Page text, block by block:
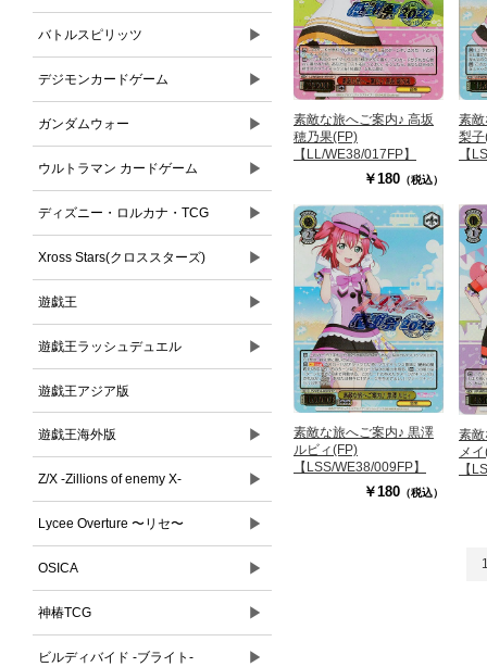
バトルスピリッツ ▶
デジモンカードゲーム ▶
ガンダムウォー ▶
ウルトラマン カードゲーム ▶
ディズニー・ロルカナ・TCG ▶
Xross Stars(クロススターズ) ▶
遊戯王 ▶
遊戯王ラッシュデュエル ▶
遊戯王アジア版
遊戯王海外版 ▶
Z/X -Zillions of enemy X- ▶
Lycee Overture 〜リセ〜 ▶
OSICA ▶
神椿TCG ▶
ビルディバイド -ブライト- ▶
素敵な旅へご案内♪ 高坂
穂乃果(FP)
【LL/WE38/017FP】
￥180 （税込）
素
梨
【
素敵な旅へご案内♪ 黒澤
ルビィ(FP)
【LSS/WE38/009FP】
￥180 （税込）
素
メ
【